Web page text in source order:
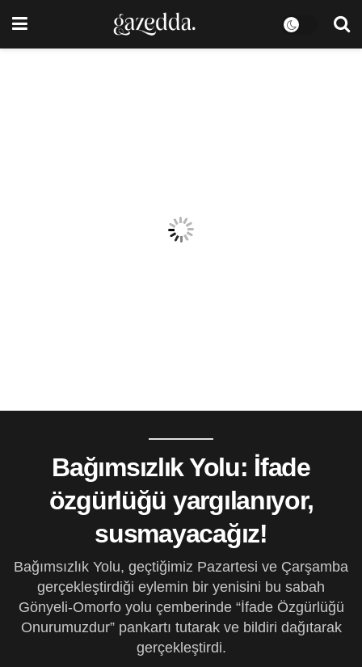
Bağımsızlık Yolu: İfade
özgürlüğü yargılanıyor,
susmayacağız!
Bağımsızlık Yolu, geçtiğimiz Pazartesi ve Çarşamba
gerçekleştirdiği eylemin bir yenisini bu sabah
Gönyeli-Omorfo yolu çemberinde “İfade Özgürlüğü
Onurumuzdur” pankartı tutarak ve bildiri dağıtarak
gerçekleştirdi.